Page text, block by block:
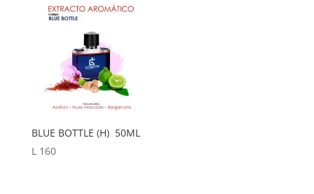
BLUE BOTTLE (H) 50ML
L 160